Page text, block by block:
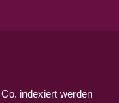
indexiert werden